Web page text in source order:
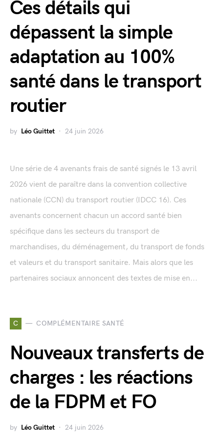
Ces détails qui
dépassent la simple
adaptation au 100%
santé dans le transport
routier
by Léo Guittet 24 juin 2026
Une série de 4 avenants frais de santé signés le 13 avril
2026 vient de paraître dans la convention collective
nationale (CCN) du transport routier (IDCC 16). Ces
avenants concernent chacun un accord santé bien
spécifique dans les secteurs du transport de
marchandises, du déménagement, du transport de fonds
et valeurs et du transport sanitaire. Mais alors que les
partenaires sociaux annoncent des textes de mise en...
C COMPLÉMENTAIRE SANTÉ
Nouveaux transferts de
charges : les réactions
de la FDPM et FO
by Léo Guittet 24 juin 2026